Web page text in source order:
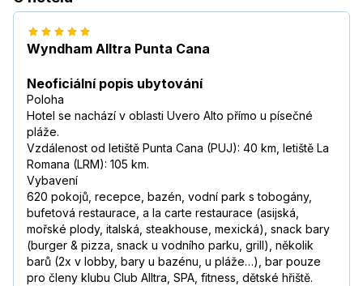
Wyndham Alltra Punta Cana
Neoficiální popis ubytování
Poloha
Hotel se nachází v oblasti Uvero Alto přímo u písečné
pláže.
Vzdálenost od letiště Punta Cana (PUJ): 40 km, letiště La
Romana (LRM): 105 km.
Vybavení
620 pokojů, recepce, bazén, vodní park s tobogány,
bufetová restaurace, a la carte restaurace (asijská,
mořské plody, italská, steakhouse, mexická), snack bary
(burger & pizza, snack u vodního parku, grill), několik
barů (2x v lobby, bary u bazénu, u pláže…), bar pouze
pro členy klubu Club Alltra, SPA, fitness, dětské hřiště.